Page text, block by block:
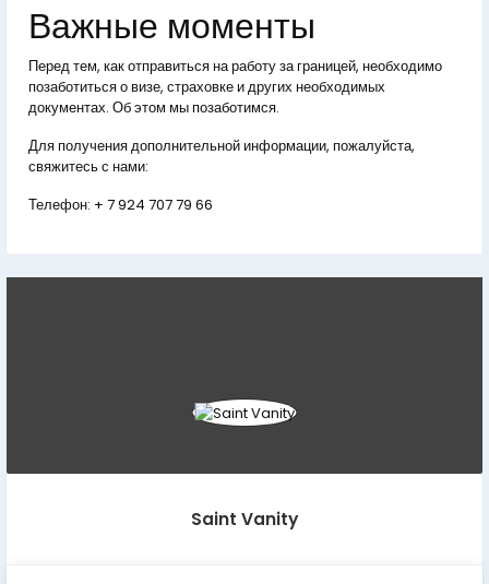
Важные моменты
Перед тем, как отправиться на работу за границей, необходимо
позаботиться о визе, страховке и других необходимых
документах. Об этом мы позаботимся.
Для получения дополнительной информации, пожалуйста,
свяжитесь с нами:
Телефон: + 7 924 707 79 66
Saint Vanity